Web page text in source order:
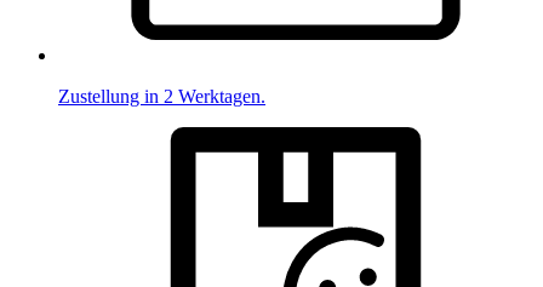
Zustellung in 2 Werktagen.